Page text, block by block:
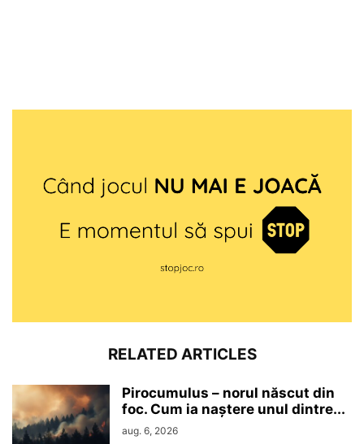
RELATED ARTICLES
Pirocumulus – norul născut din
foc. Cum ia naștere unul dintre...
aug. 6, 2026